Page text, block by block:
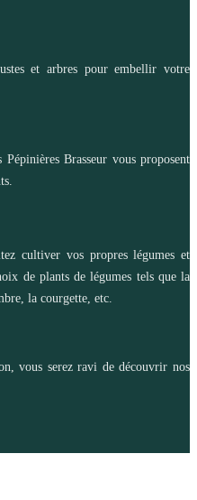
et arbres pour embellir votre
Brasseur vous proposent
cultiver vos propres légumes et
de plants de légumes tels que la
la courgette, etc.
vous serez ravi de découvrir nos